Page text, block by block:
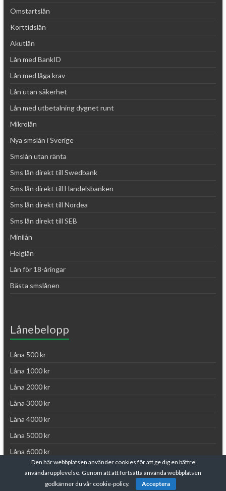
Omstartslån
Korttidslån
Akutlån
Lån med BankID
Lån med låga krav
Lån utan säkerhet
Lån med utbetalning dygnet runt
Mikrolån
Nya smslån i Sverige
Smslån utan ränta
Sms lån direkt till Swedbank
Sms lån direkt till Handelsbanken
Sms lån direkt till Nordea
Sms lån direkt till SEB
Minilån
Helglån
Lån för 18-åringar
Bästa smslånen
Lånebelopp
Låna 500 kr
Låna 1000 kr
Låna 2000 kr
Låna 3000 kr
Låna 4000 kr
Låna 5000 kr
Låna 6000 kr
Låna 15 000 kr
Den här webbplatsen använder cookies för att ge dig en bättre
användarupplevelse. Genom att att fortsätta använda webbplatsen
godkänner du vår cookie-policy.
Acceptera